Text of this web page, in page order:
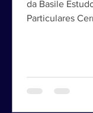
Psicopedagoga
da Basile Estudo Orientado - Aulas